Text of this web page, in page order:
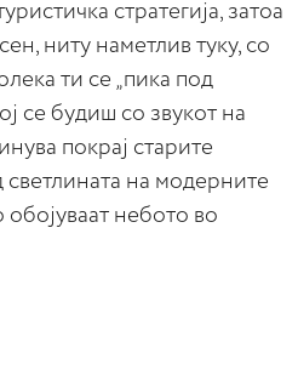
стратегија, затоа
ниту наметлив туку, со
ти се „пика под
се будиш со звукот на
покрај старите
на модерните
обојуваат небото во